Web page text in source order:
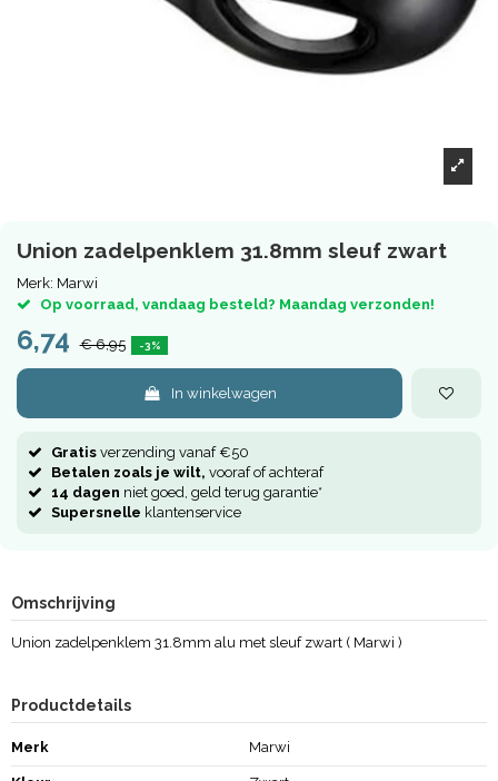
Union zadelpenklem 31.8mm sleuf zwart
Merk: Marwi
Op voorraad, vandaag besteld? Maandag verzonden!
6,74 € 6,95 -3%
In winkelwagen
Gratis verzending vanaf €50
Betalen zoals je wilt, vooraf of achteraf
14 dagen niet goed, geld terug garantie*
Supersnelle klantenservice
Omschrijving
Union zadelpenklem 31.8mm alu met sleuf zwart ( Marwi )
Productdetails
Merk Marwi